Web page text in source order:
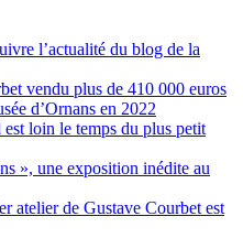
l’actualité du blog de la
vendu plus de 410 000 euros
d’Ornans en 2022
loin le temps du plus petit
», une exposition inédite au
atelier de Gustave Courbet est